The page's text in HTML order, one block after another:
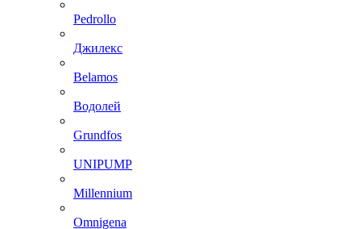
Pedrollo
Джилекс
Belamos
Водолей
Grundfos
UNIPUMP
Millennium
Omnigena